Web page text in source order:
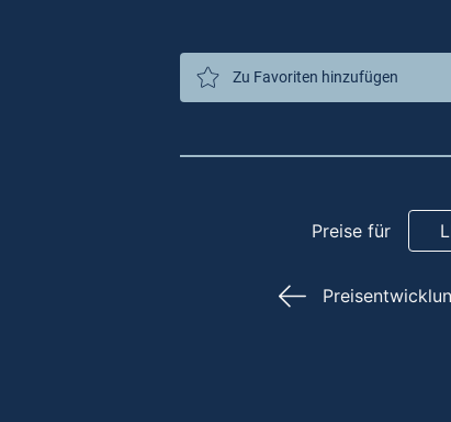
Zu Favoriten hinzufügen
Preise für